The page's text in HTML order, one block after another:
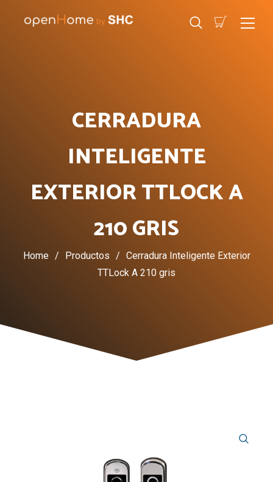
CERRADURA
INTELIGENTE
EXTERIOR TTLOCK A
210 GRIS
Home / Productos / Cerradura Inteligente Exterior
TTLock A 210 gris